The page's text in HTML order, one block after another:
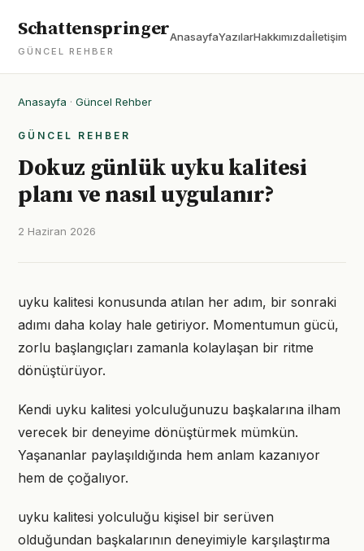
Schattenspringer
GÜNCEL REHBER
AnasayfaYazılarHakkımızdaİletişim
Anasayfa · Güncel Rehber
GÜNCEL REHBER
Dokuz günlük uyku kalitesi
planı ve nasıl uygulanır?
2 Haziran 2026
uyku kalitesi konusunda atılan her adım, bir sonraki
adımı daha kolay hale getiriyor. Momentumun gücü,
zorlu başlangıçları zamanla kolaylaşan bir ritme
dönüştürüyor.
Kendi uyku kalitesi yolculuğunuzu başkalarına ilham
verecek bir deneyime dönüştürmek mümkün.
Yaşananlar paylaşıldığında hem anlam kazanıyor
hem de çoğalıyor.
uyku kalitesi yolculuğu kişisel bir serüven
olduğundan başkalarının deneyimiyle karşılaştırma